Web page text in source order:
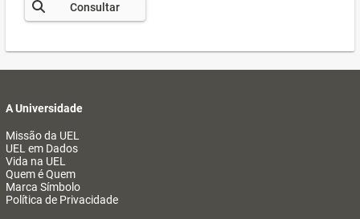
Consultar
A Universidade
Missão da UEL
UEL em Dados
Vida na UEL
Quem é Quem
Marca Símbolo
Política de Privacidade